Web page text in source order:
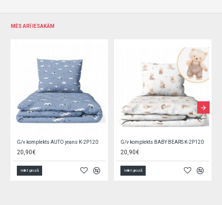
MĒS ARĪ IESAKĀM
komplekts AUTO jeans K-2P120 G/v komplekts BABY BEARS K-2P120